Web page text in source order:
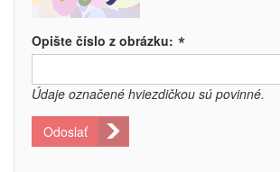
Opište číslo z obrázku: *
Údaje označené hviezdičkou sú povinné.
Odoslať